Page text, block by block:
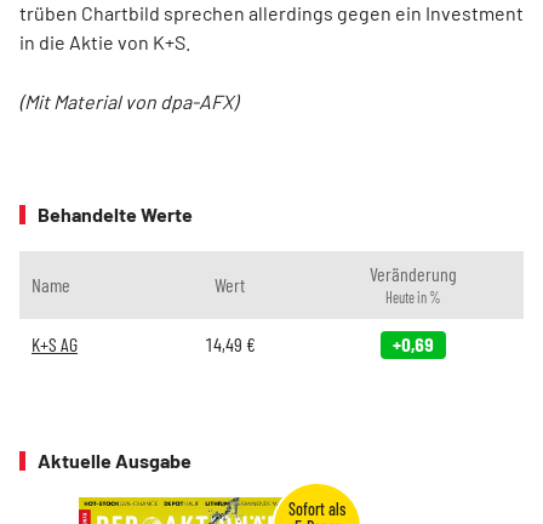
trüben Chartbild sprechen allerdings gegen ein Investment
in die Aktie von K+S.
(Mit Material von dpa-AFX)
Behandelte Werte
Name Wert Veränderung
Heute in %
K+S AG 14,49 € +0,69
Aktuelle Ausgabe